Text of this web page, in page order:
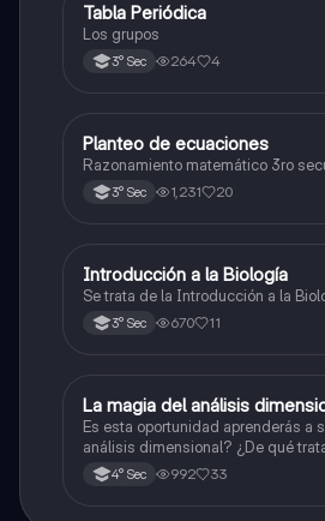
Química
Tabla Periódica
Los grupos
3° Sec 264 4
Matemáticas
Planteo de ecuaciones
Razonamiento matemático 3ro
3° Sec 1,231 20
Biología
Introducción a la Biología
Se trata de la Introducción a la
3° Sec 670 11
Física
La magia del análisis
Es esta oportunidad aprenderás a
análisis dimensional? ¿De qué
de las magnitudes fundamentales
4° Sec 992 33